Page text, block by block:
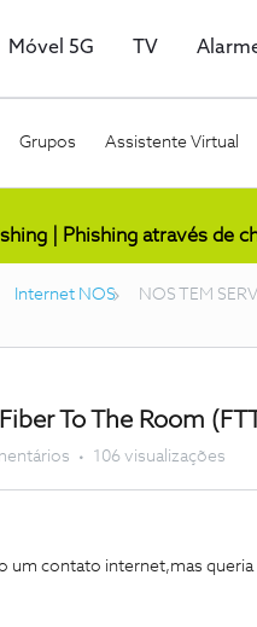
Móvel 5G TV
Grupos Assistente Virtual
| Phishing através de
Internet NOS NOS TEM
To The Room
106 visualizações
um contato internet,mas